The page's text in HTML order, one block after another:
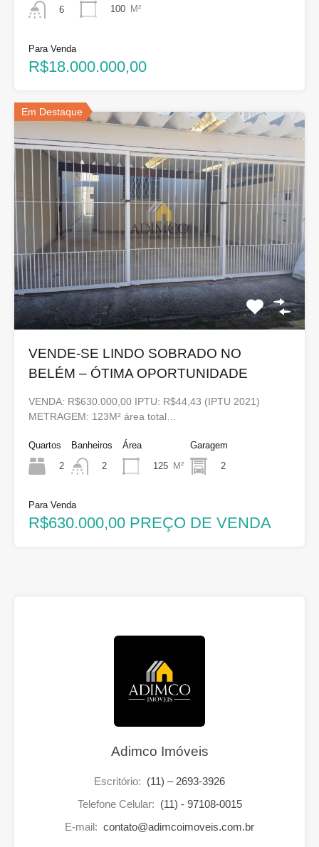
6
100 M²
Para Venda
R$18.000.000,00
Em Destaque
VENDE-SE LINDO SOBRADO NO
BELÉM – ÓTIMA OPORTUNIDADE
VENDA: R$630.000,00 IPTU: R$44,43 (IPTU 2021)
METRAGEM: 123M² área total…
Quartos
2
Banheiros
2
Área
125 M²
Garagem
2
Para Venda
R$630.000,00 PREÇO DE VENDA
Adimco Imóveis
Escritório: (11) – 2693-3926
Telefone Celular: (11) - 97108-0015
E-mail: contato@adimcoimoveis.com.br